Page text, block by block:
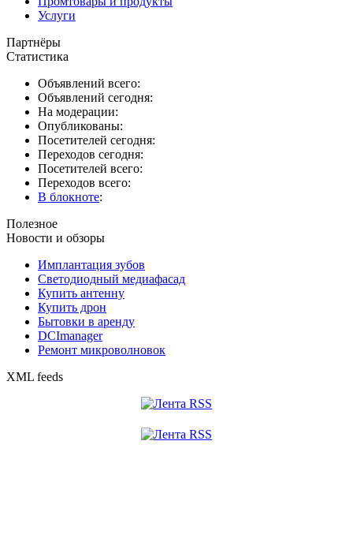
Услуги
Партнёры
Статистика
Объявлений всего:
Объявлений сегодня:
На модерации:
Опубликованы:
Посетителей сегодня:
Переходов сегодня:
Посетителей всего:
Переходов всего:
В блокноте:
Полезное
Новости и обзоры
Имплантация зубов
Светодиодный медиафасад
Купить антенну
Купить дрон
Бытовки в аренду
DCImanager
Ремонт микроволновок
XML feeds